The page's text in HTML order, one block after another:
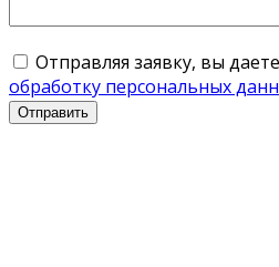
Отправляя заявку, вы
обработку персональных